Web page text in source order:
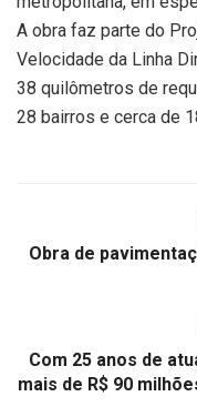
A obra faz parte do
Velocidade da Linha
38 quilômetros de
28 bairros e cerca de
Obra de
Com 25 anos de
mais de R$ 90